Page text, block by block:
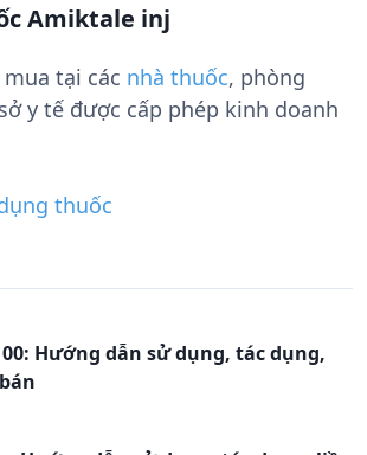
Amiktale inj
tại các nhà thuốc, phòng
y tế được cấp phép kinh doanh
thuốc
Hướng dẫn sử dụng, tác dụng,